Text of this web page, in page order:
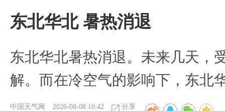
​东北华北 暑热消退
东北华北暑热消退。未来几天，
解。而在冷空气的影响下，东北
中国天气网 2026-08-08 10:42 分享